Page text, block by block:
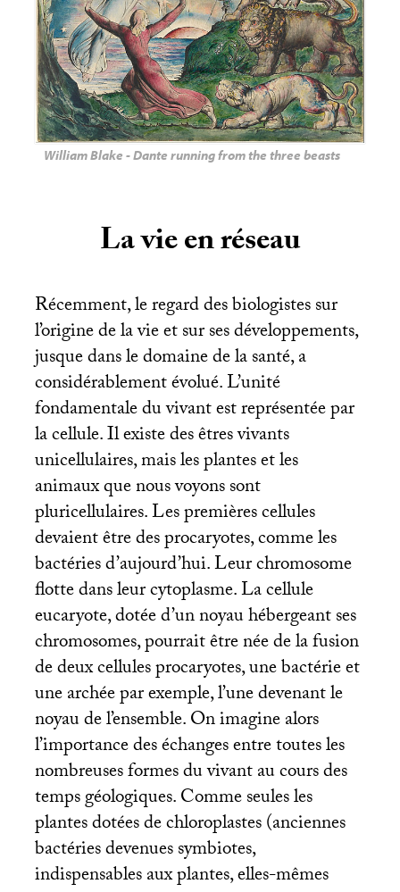
William Blake - Dante running from the three beasts
La vie en réseau
Récemment, le regard des biologistes sur
l’origine de la vie et sur ses développements,
jusque dans le domaine de la santé, a
considérablement évolué. L’unité
fondamentale du vivant est représentée par
la cellule. Il existe des êtres vivants
unicellulaires, mais les plantes et les
animaux que nous voyons sont
pluricellulaires. Les premières cellules
devaient être des procaryotes, comme les
bactéries d’aujourd’hui. Leur chromosome
flotte dans leur cytoplasme. La cellule
eucaryote, dotée d’un noyau hébergeant ses
chromosomes, pourrait être née de la fusion
de deux cellules procaryotes, une bactérie et
une archée par exemple, l’une devenant le
noyau de l’ensemble. On imagine alors
l’importance des échanges entre toutes les
nombreuses formes du vivant au cours des
temps géologiques. Comme seules les
plantes dotées de chloroplastes (anciennes
bactéries devenues symbiotes,
indispensables aux plantes, elles-mêmes